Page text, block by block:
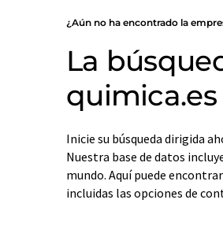
¿Aún no ha encontrado la
La
quimica.es
Inicie su búsqueda dirigida
Nuestra base de datos
mundo. Aquí puede
incluidas las opciones de